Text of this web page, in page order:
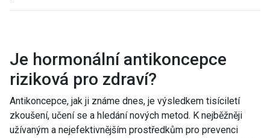
Je hormonální antikoncepce
riziková pro zdraví?
Antikoncepce, jak ji známe dnes, je výsledkem tisíciletí
zkoušení, učení se a hledání nových metod. K nejběžněji
užívaným a nejefektivnějším prostředkům pro prevenci